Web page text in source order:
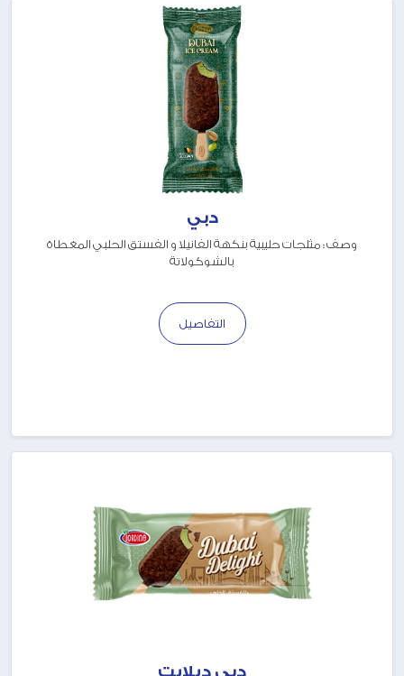
دبي
وصف : مثلجات حليبية بنكهة الفانيلا و الفستق الحلبي المغطاة
بالشوكولاتة
التفاصيل
دبي ديلايت